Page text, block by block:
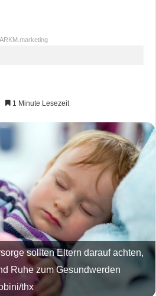
ARKM.marketing
1 Minute Lesezeit
sollten Eltern darauf achten,
Ruhe zum Gesundwerden
thx